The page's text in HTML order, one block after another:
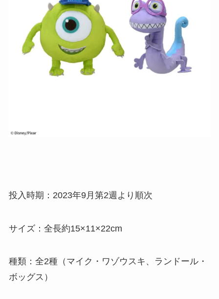
投入時期：2023年9月第2週より順次
サイズ：全長約15×11×22cm
種類：全2種（マイク・ワゾウスキ、ランドール・
ボッグス）